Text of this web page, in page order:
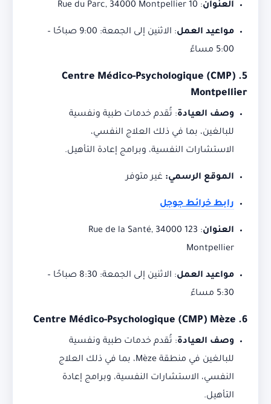
العنوان:
10 Rue du Parc, 34000 Montpellier
مواعيد العمل:
الاثنين إلى الجمعة: 9:00 صباحًا –
5:00 مساءً
5.
Centre Médico-Psychologique (CMP)
Montpellier
وصف العيادة: تُقدم خدمات طبية ونفسية
للبالغين، بما في ذلك العلاج النفسي،
الاستشارات النفسية، وبرامج إعادة التأهيل.
الموقع الرسمي: غير متوفر
رابط خرائط جوجل
العنوان:
123 Rue de la Santé, 34000
Montpellier
مواعيد العمل:
الاثنين إلى الجمعة: 8:30 صباحًا –
5:30 مساءً
6.
Centre Médico-Psychologique (CMP) Mèze
وصف العيادة: تُقدم خدمات طبية ونفسية
للبالغين في منطقة Mèze، بما في ذلك العلاج
النفسي، الاستشارات النفسية، وبرامج إعادة
التأهيل.